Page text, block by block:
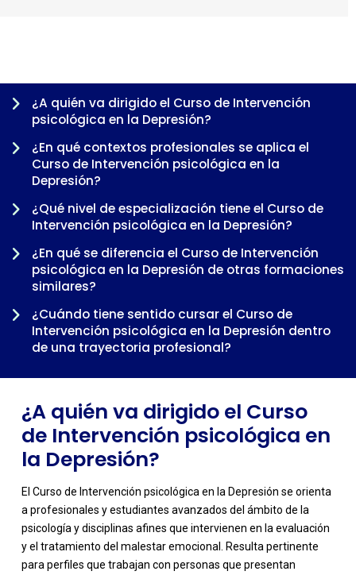
¿A quién va dirigido el Curso de Intervención
psicológica en la Depresión?
¿En qué contextos profesionales se aplica el
Curso de Intervención psicológica en la
Depresión?
¿Qué nivel de especialización tiene el Curso de
Intervención psicológica en la Depresión?
¿En qué se diferencia el Curso de Intervención
psicológica en la Depresión de otras formaciones
similares?
¿Cuándo tiene sentido cursar el Curso de
Intervención psicológica en la Depresión dentro
de una trayectoria profesional?
¿A quién va dirigido el Curso
de Intervención psicológica en
la Depresión?
El Curso de Intervención psicológica en la Depresión se orienta
a profesionales y estudiantes avanzados del ámbito de la
psicología y disciplinas afines que intervienen en la evaluación
y el tratamiento del malestar emocional. Resulta pertinente
para perfiles que trabajan con personas que presentan